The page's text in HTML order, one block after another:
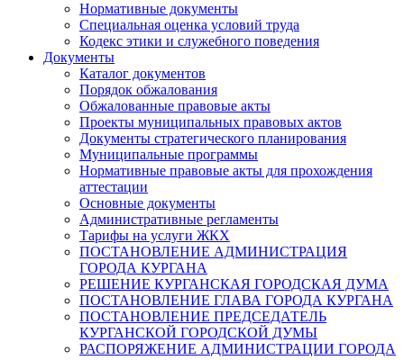
Нормативные документы
Специальная оценка условий труда
Кодекс этики и служебного поведения
Документы
Каталог документов
Порядок обжалования
Обжалованные правовые акты
Проекты муниципальных правовых актов
Документы стратегического планирования
Муниципальные программы
Нормативные правовые акты для прохождения
аттестации
Основные документы
Административные регламенты
Тарифы на услуги ЖКХ
ПОСТАНОВЛЕНИЕ АДМИНИСТРАЦИЯ
ГОРОДА КУРГАНА
РЕШЕНИЕ КУРГАНСКАЯ ГОРОДСКАЯ ДУМА
ПОСТАНОВЛЕНИЕ ГЛАВА ГОРОДА КУРГАНА
ПОСТАНОВЛЕНИЕ ПРЕДСЕДАТЕЛЬ
КУРГАНСКОЙ ГОРОДСКОЙ ДУМЫ
РАСПОРЯЖЕНИЕ АДМИНИСТРАЦИИ ГОРОДА